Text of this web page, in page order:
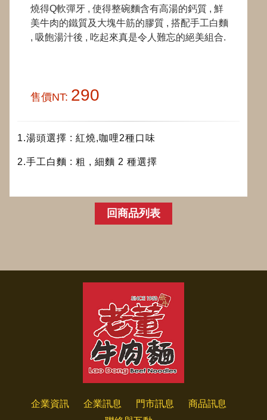
燒得Q軟彈牙 , 使得整碗麵含有高湯的鈣質 , 鮮
美牛肉的鐵質及大塊牛筋的膠質 , 搭配手工白麵
, 吸飽湯汁後 , 吃起來真是令人難忘的絕美組合.
售價NT: 290
1.湯頭選擇 : 紅燒,咖哩2種口味
2.手工白麵 : 粗 , 細麵 2 種選擇
回商品列表
企業資訊 企業訊息 門市訊息
商品訊息